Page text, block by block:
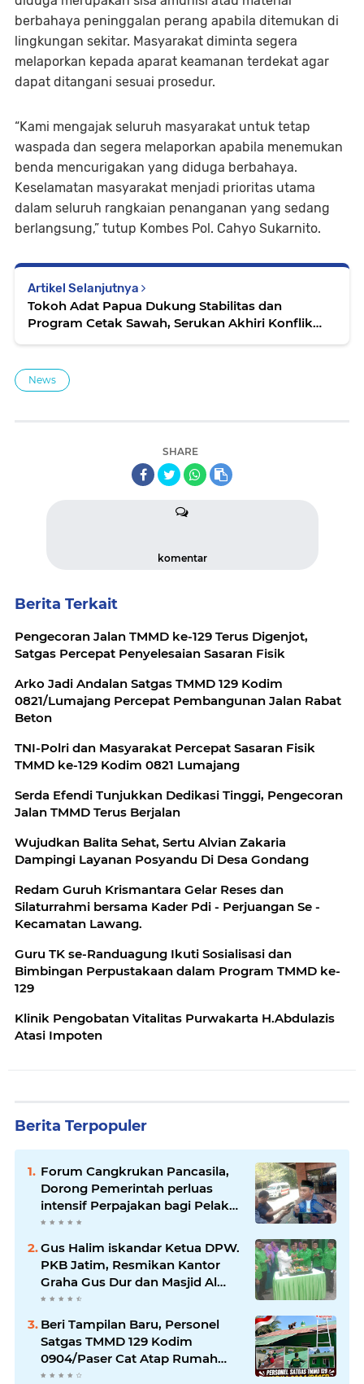
berbahaya peninggalan perang apabila ditemukan di
lingkungan sekitar. Masyarakat diminta segera
melaporkan kepada aparat keamanan terdekat agar
dapat ditangani sesuai prosedur.
“Kami mengajak seluruh masyarakat untuk tetap
waspada dan segera melaporkan apabila menemukan
benda mencurigakan yang diduga berbahaya.
Keselamatan masyarakat menjadi prioritas utama
dalam seluruh rangkaian penanganan yang sedang
berlangsung,” tutup Kombes Pol. Cahyo Sukarnito.
Artikel Selanjutnya
Tokoh Adat Papua Dukung Stabilitas dan
Program Cetak Sawah, Serukan Akhiri Konflik
News
SHARE
komentar
Berita Terkait
Pengecoran Jalan TMMD ke-129 Terus Digenjot,
Satgas Percepat Penyelesaian Sasaran Fisik
Arko Jadi Andalan Satgas TMMD 129 Kodim
0821/Lumajang Percepat Pembangunan Jalan Rabat
Beton
TNI-Polri dan Masyarakat Percepat Sasaran Fisik
TMMD ke-129 Kodim 0821 Lumajang
Serda Efendi Tunjukkan Dedikasi Tinggi, Pengecoran
Jalan TMMD Terus Berjalan
Wujudkan Balita Sehat, Sertu Alvian Zakaria
Dampingi Layanan Posyandu Di Desa Gondang
Redam Guruh Krismantara Gelar Reses dan
Silaturrahmi bersama Kader Pdi - Perjuangan Se -
Kecamatan Lawang.
Guru TK se-Randuagung Ikuti Sosialisasi dan
Bimbingan Perpustakaan dalam Program TMMD ke-
129
Klinik Pengobatan Vitalitas Purwakarta H.Abdulazis
Atasi Impoten
Berita Terpopuler
Forum Cangkrukan Pancasila,
Dorong Pemerintah perluas
intensif Perpajakan bagi Pelaku
Usaha UMKM.
Gus Halim iskandar Ketua DPW.
PKB Jatim, Resmikan Kantor
Graha Gus Dur dan Masjid Al
Iskandariyah, dorong Jadi Pusat
Pelayanan Warga dan Dakwah
Umat.
Beri Tampilan Baru, Personel
Satgas TMMD 129 Kodim
0904/Paser Cat Atap Rumah
Marbot